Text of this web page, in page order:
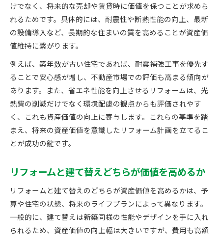
けでなく、将来的な売却や賃貸時に価値を保つことが求めら
れるためです。具体的には、耐震性や断熱性能の向上、最新
の設備導入など、長期的な住まいの質を高めることが資産価
値維持に繋がります。
例えば、築年数が古い住宅であれば、耐震補強工事を優先す
ることで安心感が増し、不動産市場での評価も高まる傾向が
あります。また、省エネ性能を向上させるリフォームは、光
熱費の削減だけでなく環境配慮の観点からも評価されやす
く、これも資産価値の向上に寄与します。これらの基準を踏
まえ、将来の資産価値を意識したリフォーム計画を立てるこ
とが成功の鍵です。
リフォームと建て替えどちらが価値を高めるか
リフォームと建て替えのどちらが資産価値を高めるかは、予
算や住宅の状態、将来のライフプランによって異なります。
一般的に、建て替えは新築同様の性能やデザインを手に入れ
られるため、資産価値の向上幅は大きいですが、費用も高額